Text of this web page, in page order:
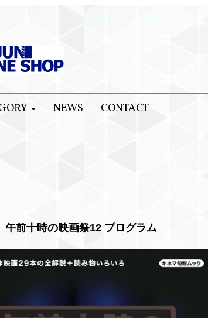
NEWS CONTACT
午前十時の映画祭12 プログラム